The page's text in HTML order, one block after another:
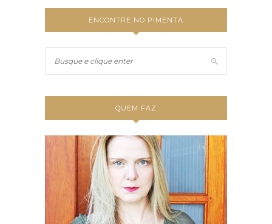
ENCONTRE NO PIMENTA
QUEM FAZ